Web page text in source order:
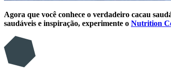
Agora que você conhece o verdadeiro cacau
saudáveis ​​e inspiração, experimente o Nutrition